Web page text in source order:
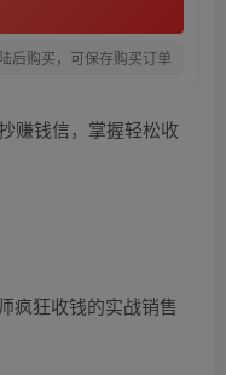
后购买，可保存购买订单
赚钱信，掌握轻松收
疯狂收钱的实战销售